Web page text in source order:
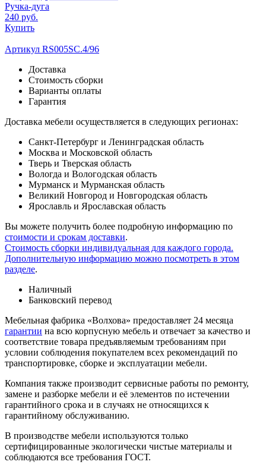
Ручка-дуга
240 руб.
Купить
Артикул RS005SC.4/96
Доставка
Стоимость сборки
Варианты оплаты
Гарантия
Доставка мебели осуществляется в следующих регионах:
Санкт-Петербург и Ленинградская область
Москва и Московской область
Тверь и Тверская область
Вологда и Вологодская область
Мурманск и Мурманская область
Великий Новгород и Новгородская область
Ярославль и Ярославская область
Вы можете получить более подробную информацию по
стоимости и срокам доставки.
Стоимость сборки индивидуальная для каждого города.
Дополнительную информацию можно посмотреть в этом
разделе.
Наличный
Банковский перевод
Мебельная фабрика «Волхова» предоставляет 24 месяца
гарантии на всю корпусную мебель и отвечает за качество и
соответствие товара предъяв­ляе­мым требованиям при
условии соблюдения покупателем всех рекомендаций по
транспорти­ровке, сборке и эксплуатации мебели.
Компания также производит сервисные работы по ремонту,
замене и разборке мебели и её элементов по истечении
гарантийного срока и в случаях не относящихся к
гарантийному обслуживанию.
В производстве мебели используются только
сертифицированные экологически чистые материалы и
соблюдаются все требования ГОСТ.